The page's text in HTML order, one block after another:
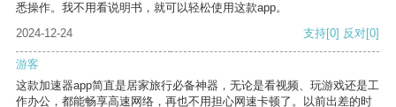
悉操作。我不用看说明书，就可以轻松使用这款app。
2024-12-24
支持[0] 反对[0]
游客
这款加速器app简直是居家旅行必备神器，无论是看视频、玩游戏还是工
作办公，都能畅享高速网络，再也不用担心网速卡顿了。以前出差的时